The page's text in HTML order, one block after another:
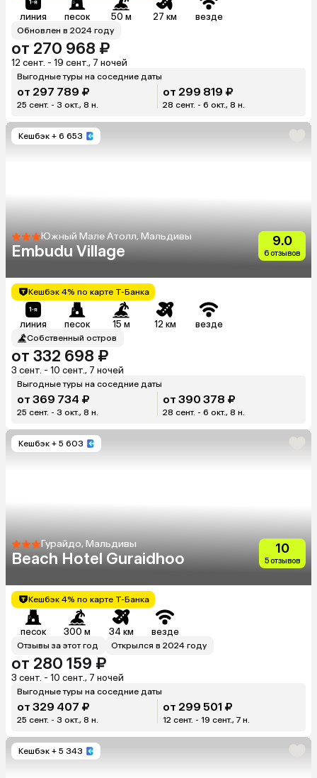
линия песок 50 м 27 км везде
Обновлен в 2024 году
от 270 968 ₽
12 сент. - 19 сент., 7 ночей
Выгодные туры на соседние даты
от 297 789 ₽
25 сент. - 3 окт., 8 н.
от 299 819 ₽
28 сент. - 6 окт., 8 н.
Кешбэк + 6 653
Южный Мале Атолл, Мальдивы
Embudu Village
9.0
6 отзывов
Кешбэк 4% по карте Т-Банка
линия песок 15 м 12 км везде
Собственный остров
от 332 698 ₽
3 сент. - 10 сент., 7 ночей
Выгодные туры на соседние даты
от 369 734 ₽
25 сент. - 3 окт., 8 н.
от 390 378 ₽
28 сент. - 6 окт., 8 н.
Кешбэк + 5 603
Гурайдо, Мальдивы
Beach Hotel Guraidhoo
10
5 отзывов
Кешбэк 4% по карте Т-Банка
песок 300 м 34 км везде
Отзывы за этот год Открылся в 2024 году
от 280 159 ₽
3 сент. - 10 сент., 7 ночей
Выгодные туры на соседние даты
от 329 407 ₽
25 сент. - 3 окт., 8 н.
от 299 501 ₽
12 сент. - 19 сент., 7 н.
Кешбэк + 5 343